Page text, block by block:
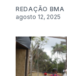
REDAÇÃO BMA
agosto 12, 2025